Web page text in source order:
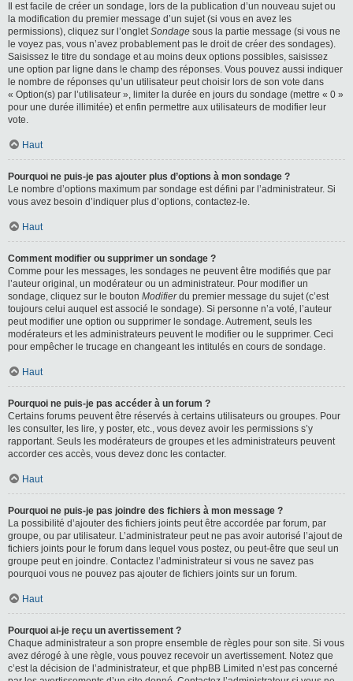
Il est facile de créer un sondage, lors de la publication d’un nouveau sujet ou
la modification du premier message d’un sujet (si vous en avez les
permissions), cliquez sur l’ongletSondage sous la partie message (si vous ne
le voyez pas, vous n’avez probablement pas le droit de créer des sondages).
Saisissez le titre du sondage et au moins deux options possibles, saisissez
une option par ligne dans le champ des réponses. Vous pouvez aussi indiquer
le nombre de réponses qu’un utilisateur peut choisir lors de son vote dans
« Option(s) par l’utilisateur », limiter la durée en jours du sondage (mettre « 0 »
pour une durée illimitée) et enfin permettre aux utilisateurs de modifier leur
vote.
Haut
Pourquoi ne puis-je pas ajouter plus d’options à mon sondage ?
Le nombre d’options maximum par sondage est défini par l’administrateur. Si
vous avez besoin d’indiquer plus d’options, contactez-le.
Haut
Comment modifier ou supprimer un sondage ?
Comme pour les messages, les sondages ne peuvent être modifiés que par
l’auteur original, un modérateur ou un administrateur. Pour modifier un
sondage, cliquez sur le bouton Modifierdu premier message du sujet (c’est
toujours celui auquel est associé le sondage). Si personne n’a voté, l’auteur
peut modifier une option ou supprimer le sondage. Autrement, seuls les
modérateurs et les administrateurs peuvent le modifier ou le supprimer. Ceci
pour empêcher le trucage en changeant les intitulés en cours de sondage.
Haut
Pourquoi ne puis-je pas accéder à un forum ?
Certains forums peuvent être réservés à certains utilisateurs ou groupes. Pour
les consulter, les lire, y poster, etc., vous devez avoir les permissions s’y
rapportant. Seuls les modérateurs de groupes et les administrateurs peuvent
accorder ces accès, vous devez donc les contacter.
Haut
Pourquoi ne puis-je pas joindre des fichiers à mon message ?
La possibilité d’ajouter des fichiers joints peut être accordée par forum, par
groupe, ou par utilisateur. L’administrateur peut ne pas avoir autorisé l’ajout de
fichiers joints pour le forum dans lequel vous postez, ou peut-être que seul un
groupe peut en joindre. Contactez l’administrateur si vous ne savez pas
pourquoi vous ne pouvez pas ajouter de fichiers joints sur un forum.
Haut
Pourquoi ai-je reçu un avertissement ?
Chaque administrateur a son propre ensemble de règles pour son site. Si vous
avez dérogé à une règle, vous pouvez recevoir un avertissement. Notez que
c’est la décision de l’administrateur, et que phpBB Limited n’est pas concerné